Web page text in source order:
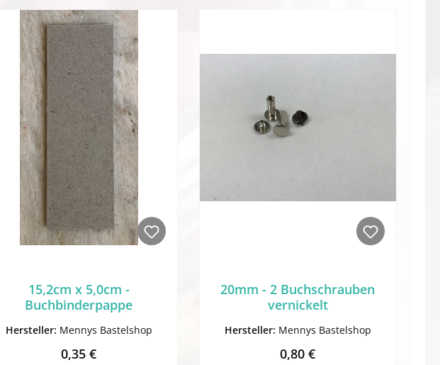
15,2cm x 5,0cm -
Buchbinderpappe
Hersteller: Mennys Bastelshop
Regulärer Preis:
0,35 €
20mm - 2 Buchschrauben
vernickelt
Hersteller: Mennys Bastelshop
Regulärer Preis:
0,80 €